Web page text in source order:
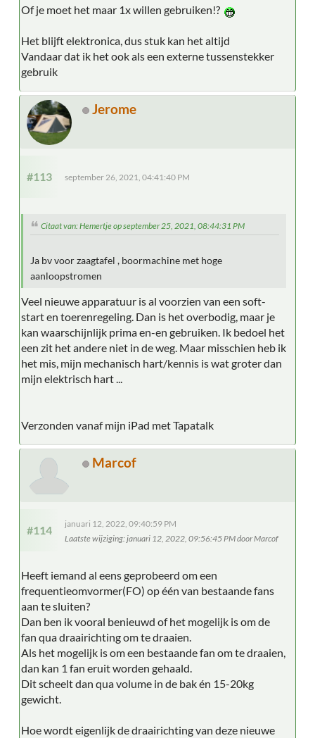
Of je moet het maar 1x willen gebruiken!?
Het blijft elektronica, dus stuk kan het altijd
Vandaar dat ik het ook als een externe tussenstekker
gebruik
Jerome
#113 september 26, 2021, 04:41:40 PM
Citaat van: Hemertje op september 25, 2021, 08:44:31 PM
Ja bv voor zaagtafel , boormachine met hoge
aanloopstromen
Veel nieuwe apparatuur is al voorzien van een soft-
start en toerenregeling. Dan is het overbodig, maar je
kan waarschijnlijk prima en-en gebruiken. Ik bedoel het
een zit het andere niet in de weg. Maar misschien heb ik
het mis, mijn mechanisch hart/kennis is wat groter dan
mijn elektrisch hart ...
Verzonden vanaf mijn iPad met Tapatalk
Marcof
#114
januari 12, 2022, 09:40:59 PM
Laatste wijziging: januari 12, 2022, 09:56:45 PM door Marcof
Heeft iemand al eens geprobeerd om een
frequentieomvormer(FO) op één van bestaande fans
aan te sluiten?
Dan ben ik vooral benieuwd of het mogelijk is om de
fan qua draairichting om te draaien.
Als het mogelijk is om een bestaande fan om te draaien,
dan kan 1 fan eruit worden gehaald.
Dit scheelt dan qua volume in de bak én 15-20kg
gewicht.
Hoe wordt eigenlijk de draairichting van deze nieuwe